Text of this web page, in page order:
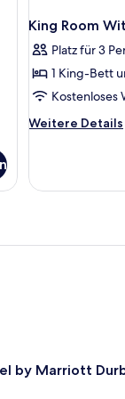
King Room
Platz für 3
1 King-Bett
Kostenloses
Weitere Details
Weitere
Room
Ridge
by Marriott
Marriott Durban